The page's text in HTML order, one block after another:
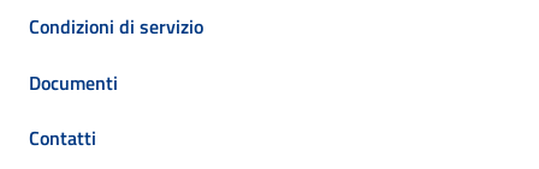
Condizioni di servizio
Documenti
Contatti